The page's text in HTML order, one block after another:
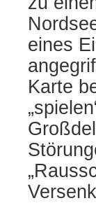
eines
Karte